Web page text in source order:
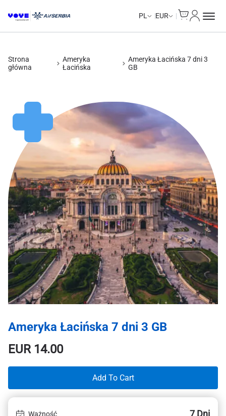
PL EUR
Strona
główna
Ameryka
Łacińska
Ameryka Łacińska 7 dni 3
GB
Ameryka Łacińska 7 dni 3 GB
EUR14.00
Add To Cart
Ważność 7 Dni